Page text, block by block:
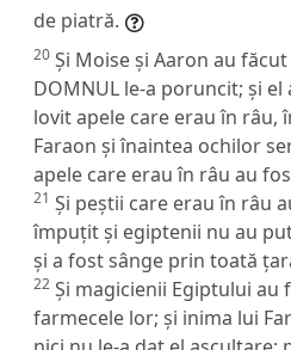
de piatră.
20 Și Moise și Aaron au
DOMNUL le-a poruncit; și
lovit apele care erau în râu,
Faraon și înaintea ochilor
apele care erau în râu au
21 Și peștii care erau în râu
împuțit și egiptenii nu au
și a fost sânge prin toată
22 Și magicienii Egiptului au
farmecele lor; și inima lui